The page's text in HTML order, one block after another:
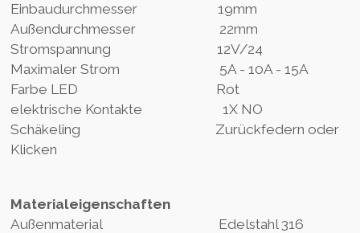
Einbaudurchmesser 19mm
Außendurchmesser 22mm
Stromspannung 12V/24
Maximaler Strom 5A - 10A - 15A
Farbe LED Rot
elektrische Kontakte 1X NO
Schäkeling Zurückfedern oder
Klicken
Materialeigenschaften
Außenmaterial Edelstahl 316